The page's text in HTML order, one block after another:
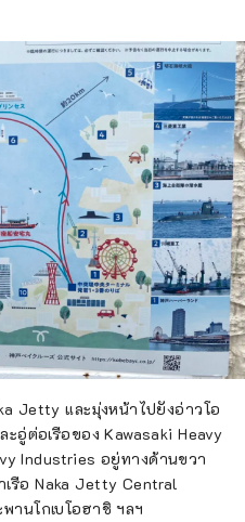
Jetty และมุ่งหน้าไปยังอ่าวโอ
อู่ต่อเรือของ Kawasaki Heavy
Industries อยู่ทางด้านขวา
รือ Naka Jetty Central
านโกเบโอฮาชิ ฯลฯ